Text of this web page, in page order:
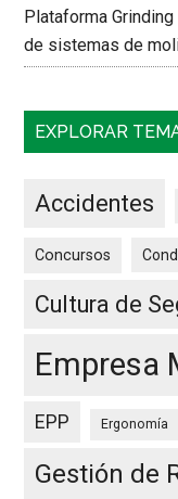
Plataforma
de sistemas de
EXPLORAR
Accidentes
Concursos
Cultura de
Empresa
EPP Ergonomía
Gestión de